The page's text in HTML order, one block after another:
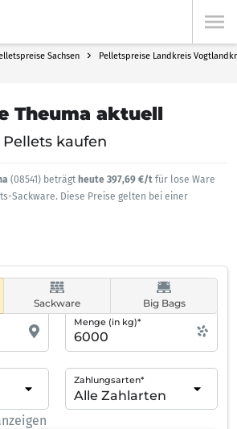
Sachsen Pelletspreise Landkreis
Theuma aktuell
Pellets kaufen
(08541) beträgt heute 397,69 €/t für lose Ware
Sackware. Diese Preise gelten bei einer
Sackware Big Bags
Menge (in kg)*
Zahlungsarten*